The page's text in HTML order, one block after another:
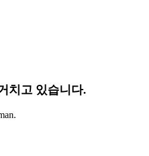
치고 있습니다.